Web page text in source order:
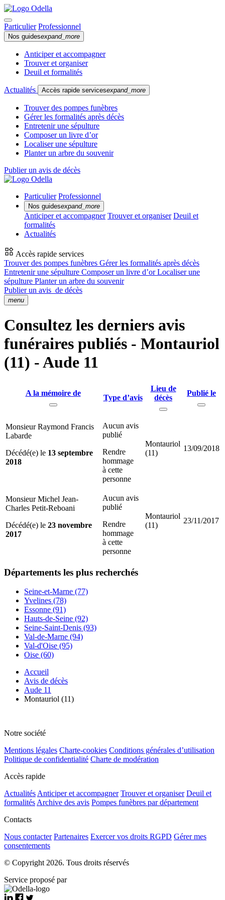
Particulier Professionnel
Nos guidesexpand_more
Anticiper et accompagner
Trouver et organiser
Deuil et formalités
Actualités Accès rapide servicesexpand_more
Trouver des pompes funèbres
Gérer les formalités après décès
Entretenir une sépulture
Composer un livre d’or
Localiser une sépulture
Planter un arbre du souvenir
Publier un avis de décès
Particulier Professionnel
Nos guidesexpand_more
Anticiper et accompagner Trouver et organiser Deuil et
formalités
Actualités
Accès rapide services
Trouver des pompes funèbres Gérer les formalités après décès
Entretenir une sépulture Composer un livre d’orLocaliser une
sépulture Planter un arbre du souvenir
Publier un avis de décès
menu
Consultez les derniers avis
funéraires publiés - Montauriol
(11) - Aude 11
A la mémoire de
Type d’avis
Lieu de
décès
Publié le
Monsieur Raymond Francis
Labarde
Décédé(e) le 13 septembre
2018
Aucun avis
publié
Rendre
hommage
à cette
personne
Montauriol
(11)
13/09/2018
Monsieur Michel Jean-
Charles Petit-Reboani
Décédé(e) le 23 novembre
2017
Aucun avis
publié
Rendre
hommage
à cette
personne
Montauriol
(11)
23/11/2017
Départements les plus recherchés
Seine-et-Marne (77)
Yvelines (78)
Essonne (91)
Hauts-de-Seine (92)
Seine-Saint-Denis (93)
Val-de-Marne (94)
Val-d'Oise (95)
Oise (60)
Accueil
Avis de décès
Aude 11
Montauriol (11)
Notre société
Mentions légales Charte-cookies Conditions générales d’utilisation
Politique de confidentialité Charte de modération
Accès rapide
Actualités Anticiper et accompagner Trouver et organiser Deuil et
formalités Archive des avis Pompes funèbres par département
Contacts
Nous contacter Partenaires Exercer vos droits RGPD Gérer mes
consentements
© Copyright 2026. Tous droits réservés
Service proposé par